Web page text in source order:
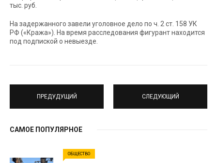
тыс. руб.
На задержанного завели уголовное дело по ч. 2 ст. 158 УК
РФ («Кража»). На время расследования фигурант находится
под подпиской о невыезде.
ПРЕДУДУЩИЙ СЛЕДУЮЩИЙ
САМОЕ ПОПУЛЯРНОЕ
ОБЩЕСТВО